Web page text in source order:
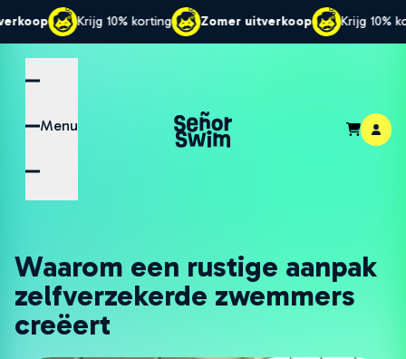
10% korting Zomer uitverkoop Krijg 10% korting
Menu
Waarom een rustige aanpak
zelfverzekerde zwemmers
creëert